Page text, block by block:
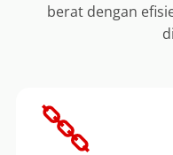
berat dengan